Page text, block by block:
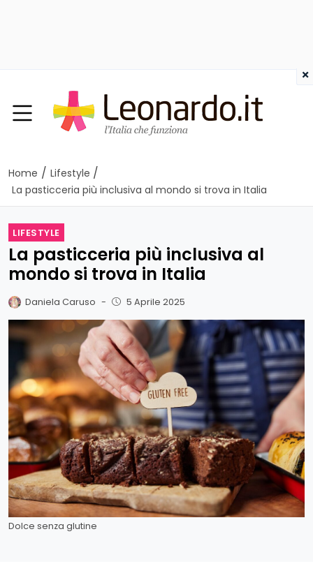
Home / Lifestyle /
La pasticceria più inclusiva al mondo si trova in Italia
LIFESTYLE
La pasticceria più inclusiva al
mondo si trova in Italia
Daniela Caruso - 5 Aprile 2025
Dolce senza glutine
×